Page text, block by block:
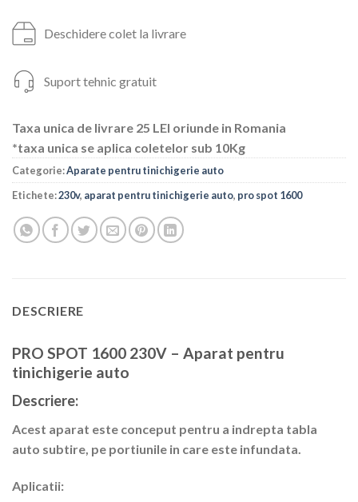
Deschidere colet la livrare
Suport tehnic gratuit
Taxa unica de livrare 25 LEI oriunde in Romania
*taxa unica se aplica coletelor sub 10Kg
Categorie:Aparate pentru tinichigerie auto
Etichete:230v, aparat pentru tinichigerie auto, pro spot 1600
DESCRIERE
PRO SPOT 1600 230V – Aparat pentru
tinichigerie auto
Descriere:
Acest aparat este conceput pentru a indrepta tabla
auto subtire, pe portiunile in care este infundata.
Aplicatii: